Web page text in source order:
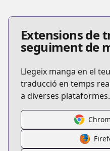
Extensions de
seguiment de
Llegeix manga en el
traducció en temps
a diverses plataformes.